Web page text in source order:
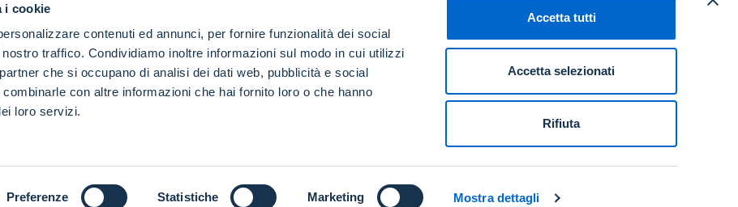
i cookie
contenuti ed annunci, per fornire funzionalità dei social
traffico. Condividiamo inoltre informazioni sul modo in cui utilizzi
che si occupano di analisi dei dati web, pubblicità e social
con altre informazioni che hai fornito loro o che hanno
loro servizi.
Preferenze Statistiche Marketing Mostra dettagli
Accetta tutti
Accetta selezionati
Rifiuta